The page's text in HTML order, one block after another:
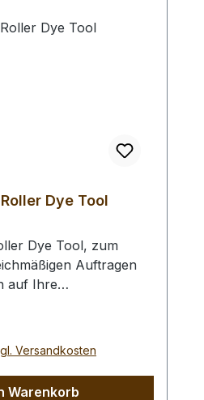
Dye Tool
Dye Tool, zum
Auftragen
auf Ihre
und äußerst
eine Ideale Hilfe
und bei sehr langen
Gürteln.
Versandkosten
Warenkorb